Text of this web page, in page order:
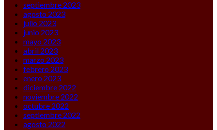
septiembre 2023
agosto 2023
julio 2023
junio 2023
mayo 2023
abril 2023
marzo 2023
febrero 2023
enero 2023
diciembre 2022
noviembre 2022
octubre 2022
septiembre 2022
agosto 2022